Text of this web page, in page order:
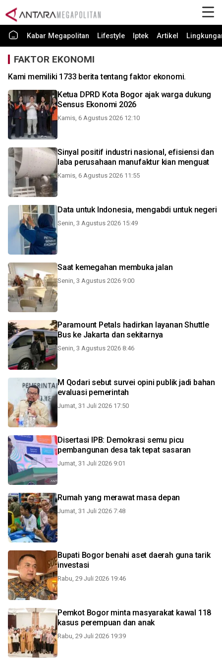
Kabar Megapolitan Lifestyle Iptek Artikel
FAKTOR EKONOMI
Kami memiliki 1733 berita tentang faktor ekonomi.
Ketua DPRD Kota Bogor ajak warga dukung
Sensus Ekonomi 2026
Kamis, 6 Agustus 2026 12:10
Sinyal positif industri nasional, efisiensi dan
laba perusahaan manufaktur kian menguat
Kamis, 6 Agustus 2026 11:55
Data untuk Indonesia, mengabdi untuk negeri
Senin, 3 Agustus 2026 15:49
Saat kemegahan membuka jalan
Senin, 3 Agustus 2026 9:00
Paramount Petals hadirkan layanan Shuttle
Bus ke Jakarta dan sekitarnya
Senin, 3 Agustus 2026 8:46
M Qodari sebut survei opini publik jadi bahan
evaluasi pemerintah
Jumat, 31 Juli 2026 17:50
Disertasi IPB: Demokrasi semu picu
pembangunan desa tak tepat sasaran
Jumat, 31 Juli 2026 9:01
Rumah yang merawat masa depan
Jumat, 31 Juli 2026 7:48
Bupati Bogor benahi aset daerah guna tarik
investasi
Rabu, 29 Juli 2026 19:46
Pemkot Bogor minta masyarakat kawal 118
kasus perempuan dan anak
Rabu, 29 Juli 2026 19:39